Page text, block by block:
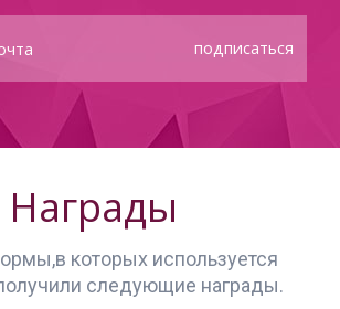
подписаться
Награды
которых используется
следующие награды.